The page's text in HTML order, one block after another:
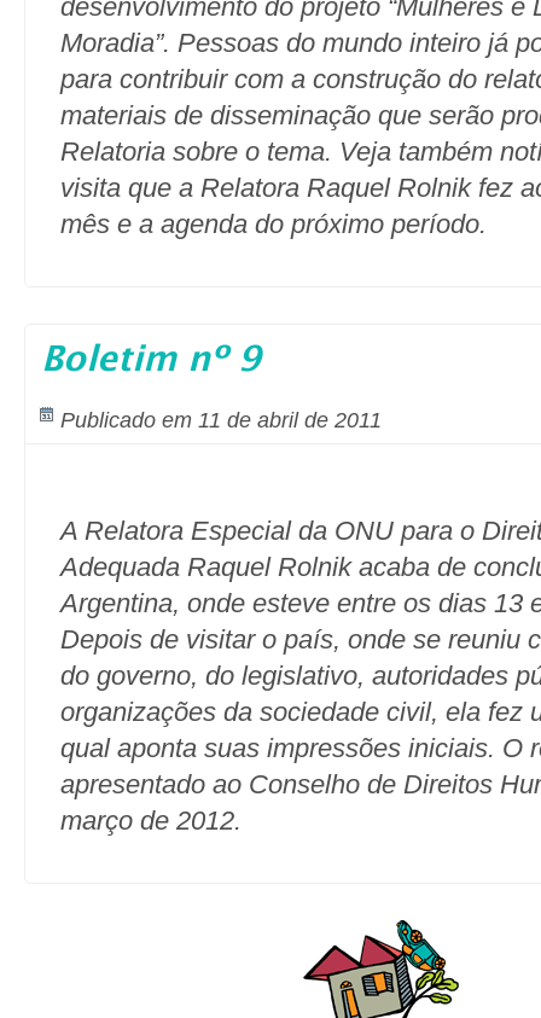
desenvolvimento do projeto “Mulheres e
Moradia”. Pessoas do mundo inteiro já
para contribuir com a construção do
materiais de disseminação que serão
Relatoria sobre o tema. Veja também
visita que a Relatora Raquel Rolnik fez
mês e a agenda do próximo período.
Boletim nº 9
Publicado em 11 de abril de 2011
A Relatora Especial da ONU para o
Adequada Raquel Rolnik acaba de
Argentina, onde esteve entre os dias 13
Depois de visitar o país, onde se reuniu
do governo, do legislativo, autoridades
organizações da sociedade civil, ela fez
qual aponta suas impressões iniciais. O
apresentado ao Conselho de Direitos
março de 2012.